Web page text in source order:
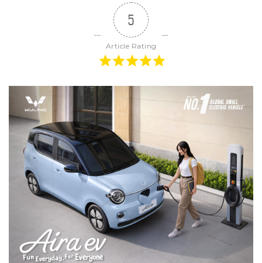
5
Article Rating